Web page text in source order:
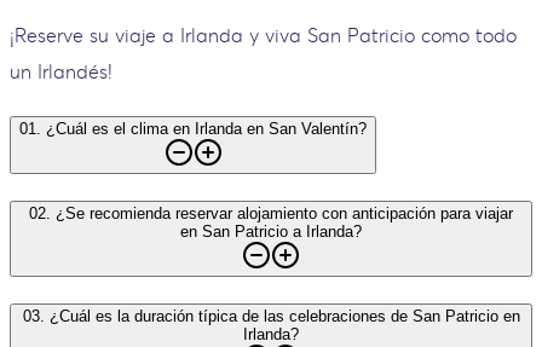
¡Reserve su viaje a Irlanda y viva San Patricio como todo
un Irlandés!
01. ¿Cuál es el clima en Irlanda en San Valentín?
02 ¿Se recomienda reservar alojamiento con anticipación para viajar
en San Patricio a Irlanda?
03. ¿Cuál es la duración típica de las celebraciones de San Patricio en
Irlanda?